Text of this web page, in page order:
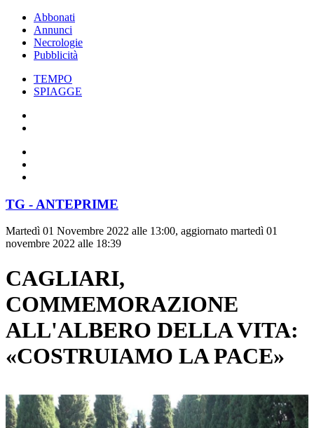
Abbonati
Annunci
Necrologie
Pubblicità
TEMPO
SPIAGGE
TG - ANTEPRIME
Martedì 01 Novembre 2022 alle 13:00, aggiornato martedì 01
novembre 2022 alle 18:39
CAGLIARI,
COMMEMORAZIONE
ALL'ALBERO DELLA VITA:
«COSTRUIAMO LA PACE»